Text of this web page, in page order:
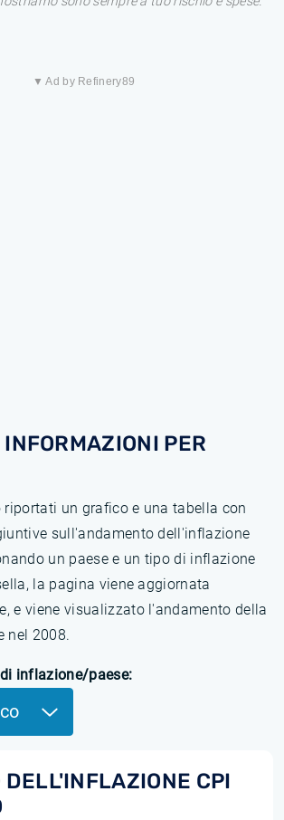
▼ Ad by Refinery89
PER
riportati un grafico e una tabella con
sull'andamento dell'inflazione
un paese e un tipo di inflazione
la pagina viene aggiornata
e viene visualizzato l'andamento della
nel 2008.
inflazione/paese:
DELL'INFLAZIONE CPI